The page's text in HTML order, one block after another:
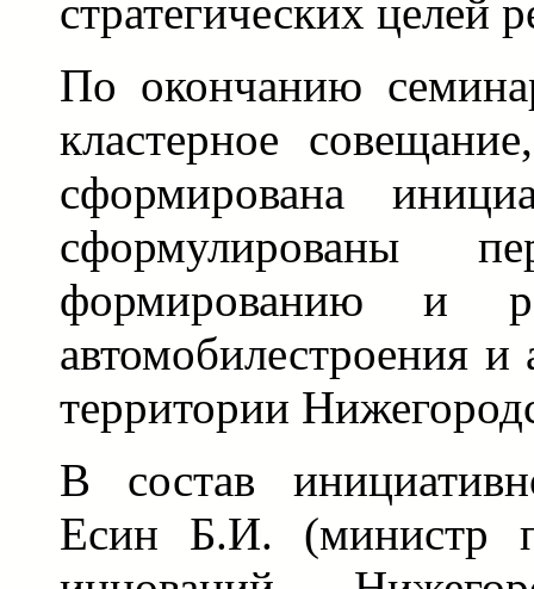
стратегических целей
По окончанию
кластерное
сформирована
сформулированы
формированию и
автомобилестроения и
территории
В состав
Есин Б.И. (министр